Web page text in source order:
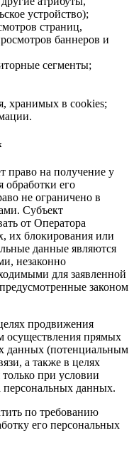
устройство);
страниц,
баннеров и
сегменты;
хранимых в cookies;
право на получение у
его
не ограничено в
Субъект
от Оператора
их блокирования или
данные являются
незаконно
для заявленной
законом
продвижения
осуществления прямых
данных (потенциальным
а также в целях
при условии
персональных данных.
по требованию
его персональных